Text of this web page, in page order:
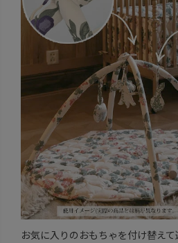
お気に入りのおもちゃを付け替え